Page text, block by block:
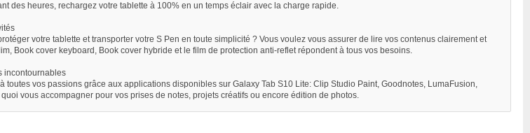
des heures, rechargez votre tablette à 100% en un temps éclair avec la charge rapide.
votre tablette et transporter votre S Pen en toute simplicité ? Vous voulez vous assurer de lire vos contenus clairement et
Book cover keyboard, Book cover hybride et le film de protection anti-reflet répondent à tous vos besoins.
incontournables
toutes vos passions grâce aux applications disponibles sur Galaxy Tab S10 Lite: Clip Studio Paint, Goodnotes, LumaFusion,
vous accompagner pour vos prises de notes, projets créatifs ou encore édition de photos.